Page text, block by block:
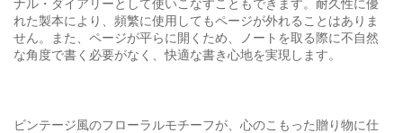
ナル・ダイアリーとして使いこなすこともできます。耐久性に優
れた製本により、頻繁に使用してもページが外れることはありま
せん。また、ページが平らに開くため、ノートを取る際に不自然
な角度で書く必要がなく、快適な書き心地を実現します。
ビンテージ風のフローラルモチーフが、心のこもった贈り物に仕